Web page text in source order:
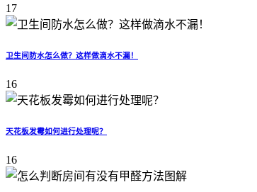
17
卫生间防水怎么做？这样做滴水不漏！
16
天花板发霉如何进行处理呢？
16